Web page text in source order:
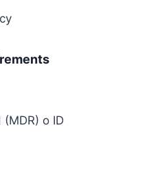
o ID